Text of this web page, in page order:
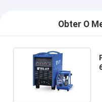
Obter O